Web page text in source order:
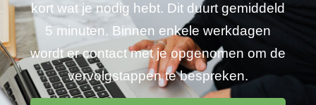
kort wat je nodig hebt. Dit duurt gemiddeld
5 minuten. Binnen enkele werkdagen
wordt er contact met je opgenomen om de
vervolgstappen te bespreken.